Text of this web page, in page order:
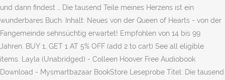
und dann findest … Die tausend Teile meines Herzens ist ein
wunderbares Buch. Inhalt: Neues von der Queen of Hearts - von der
Fangemeinde sehnsüchtig erwartet! Empfohlen von 14 bis 99
Jahren. BUY 1, GET 1 AT 5% OFF (add 2 to cart) See all eligible
items. Layla (Unabridged) - Colleen Hoover Free Audiobook
Download - Mysmartbazaar BookStore Leseprobe Titel: Die tausend